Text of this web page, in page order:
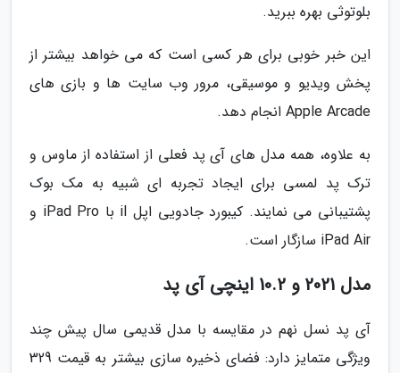
بلوتوثی بهره ببرید.
این خبر خوبی برای هر کسی است که می خواهد بیشتر از
پخش ویدیو و موسیقی، مرور وب سایت ها و بازی های
Apple Arcade انجام دهد.
به علاوه، همه مدل های آی پد فعلی از استفاده از ماوس و
ترک پد لمسی برای ایجاد تجربه ای شبیه به مک بوک
پشتیبانی می نمایند. کیبورد جادویی اپل il با iPad Pro و
iPad Air سازگار است.
مدل 2021 و 10.2 اینچی آی پد
آی پد نسل نهم در مقایسه با مدل قدیمی سال پیش چند
ویژگی متمایز دارد: فضای ذخیره سازی بیشتر به قیمت 329